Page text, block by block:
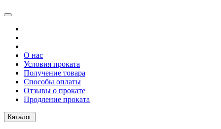
О нас
Условия проката
Получение товара
Способы оплаты
Отзывы о прокате
Продление проката
Каталог